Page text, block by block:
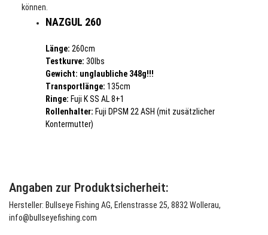
können.
NAZGUL 260
Länge: 260cm
Testkurve: 30lbs
Gewicht: unglaubliche 348g!!!
Transportlänge: 135cm
Ringe: Fuji K SS AL 8+1
Rollenhalter: Fuji DPSM 22 ASH (mit zusätzlicher
Kontermutter)
Angaben zur Produktsicherheit:
Hersteller: Bullseye Fishing AG, Erlenstrasse 25, 8832 Wollerau,
info@bullseyefishing.com